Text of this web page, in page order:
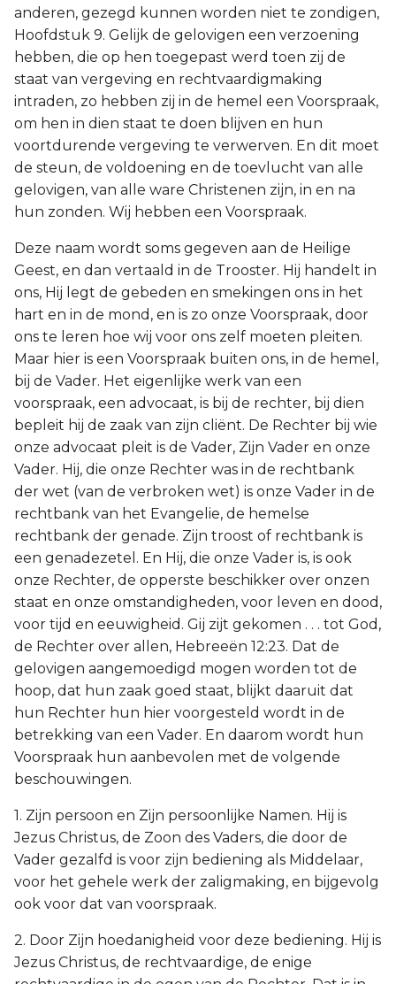
anderen, gezegd kunnen worden niet te zondigen,
Hoofdstuk 9. Gelijk de gelovigen een verzoening
hebben, die op hen toegepast werd toen zij de
staat van vergeving en rechtvaardigmaking
intraden, zo hebben zij in de hemel een Voorspraak,
om hen in dien staat te doen blijven en hun
voortdurende vergeving te verwerven. En dit moet
de steun, de voldoening en de toevlucht van alle
gelovigen, van alle ware Christenen zijn, in en na
hun zonden. Wij hebben een Voorspraak.
Deze naam wordt soms gegeven aan de Heilige
Geest, en dan vertaald in de Trooster. Hij handelt in
ons, Hij legt de gebeden en smekingen ons in het
hart en in de mond, en is zo onze Voorspraak, door
ons te leren hoe wij voor ons zelf moeten pleiten.
Maar hier is een Voorspraak buiten ons, in de hemel,
bij de Vader. Het eigenlijke werk van een
voorspraak, een advocaat, is bij de rechter, bij dien
bepleit hij de zaak van zijn cliënt. De Rechter bij wie
onze advocaat pleit is de Vader, Zijn Vader en onze
Vader. Hij, die onze Rechter was in de rechtbank
der wet (van de verbroken wet) is onze Vader in de
rechtbank van het Evangelie, de hemelse
rechtbank der genade. Zijn troost of rechtbank is
een genadezetel. En Hij, die onze Vader is, is ook
onze Rechter, de opperste beschikker over onzen
staat en onze omstandigheden, voor leven en dood,
voor tijd en eeuwigheid. Gij zijt gekomen . . . tot God,
de Rechter over allen, Hebreeën 12:23. Dat de
gelovigen aangemoedigd mogen worden tot de
hoop, dat hun zaak goed staat, blijkt daaruit dat
hun Rechter hun hier voorgesteld wordt in de
betrekking van een Vader. En daarom wordt hun
Voorspraak hun aanbevolen met de volgende
beschouwingen.
1. Zijn persoon en Zijn persoonlijke Namen. Hij is
Jezus Christus, de Zoon des Vaders, die door de
Vader gezalfd is voor zijn bediening als Middelaar,
voor het gehele werk der zaligmaking, en bijgevolg
ook voor dat van voorspraak.
2. Door Zijn hoedanigheid voor deze bediening. Hij is
Jezus Christus, de rechtvaardige, de enige